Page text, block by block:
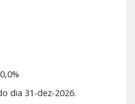
dia 31-dez-2026.